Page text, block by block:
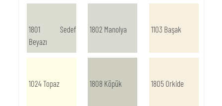
1801 Sedef
Beyazı
1802 Manolya 1103 Başak
1024 Topaz 1808 Köpük 1805 Orkide